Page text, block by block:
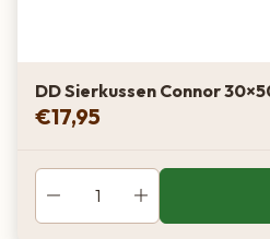
DD Sierkussen Connor
€17,95